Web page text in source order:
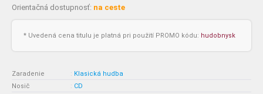
Orientačná dostupnosť: na ceste
* Uvedená cena titulu je platná pri použití PROMO kódu: hudobnysk
Zaradenie : Klasická hudba
Nosič
: CD